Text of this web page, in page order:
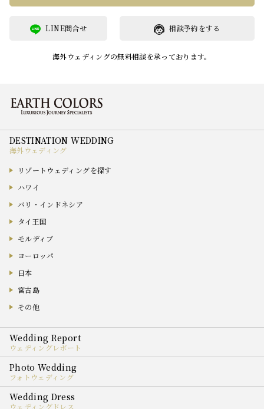
相談予約をする
LINE問合せ
海外ウェディングの無料相談を承っております。
海外ウェディング
リゾートウェディングを探す
ハワイ
バリ・インドネシア
タイ王国
モルディブ
ヨーロッパ
日本
宮古島
その他
ウェディングレポート
フォトウェディング
ウェディングドレス